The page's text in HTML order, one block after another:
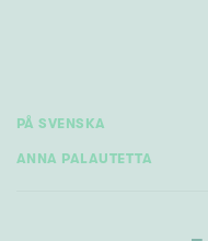
PÅ SVENSKA
ANNA PALAUTETTA